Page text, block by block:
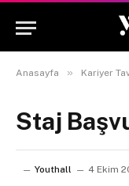
Anasayfa » Kariyer
Staj
Youthall 4 Ekim